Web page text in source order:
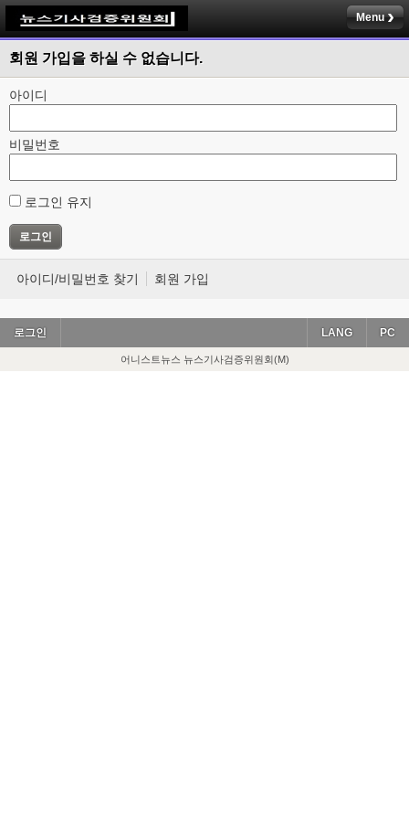
Menu
회원 가입을 하실 수 없습니다.
아이디
비밀번호
로그인 유지
아이디/비밀번호 찾기 회원 가입
로그인 PC
LANG
어니스트뉴스 뉴스기사검증위원회(M)